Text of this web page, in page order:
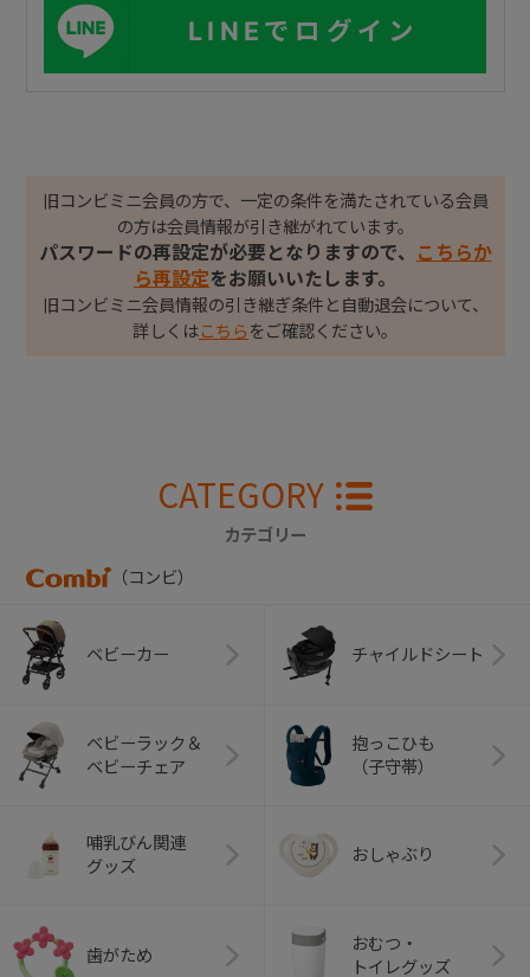
LINEでログイン
旧コンビミニ会員の方で、一定の条件を満たされている会員
の方は会員情報が引き継がれています。
パスワードの再設定が必要となりますので、
こちらか
ら再設定をお願いいたします。
旧コンビミニ会員情報の引き継ぎ条件と自動退会について、
詳しくはこちら をご確認ください。
CATEGORY
カテゴリー
（コンビ）
ベビーカー チャイルドシート
ベビーラック＆
ベビーチェア
抱っこひも
（子守帯）
哺乳びん関連
グッズ
おしゃぶり
歯がため
おむつ・
トイレグッズ